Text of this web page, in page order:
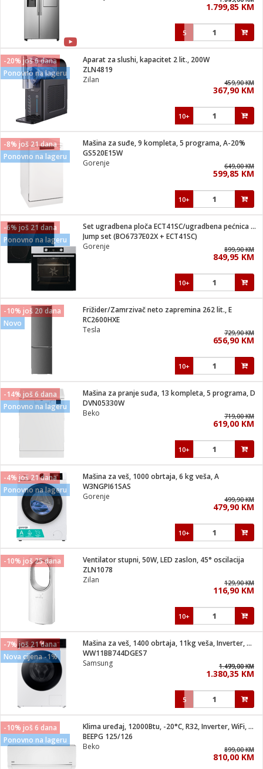
1.799,85 KM
5
-20% još 6 dana
Ponovno na lageru
Aparat za slushi, kapacitet 2 lit., 200W
ZLN4819
Zilan
459,90 KM
367,90 KM
10+
-8% još 21 dana
Ponovno na lageru
Mašina za suđe, 9 kompleta, 5 programa, A-20%
GS520E15W
Gorenje
649,00 KM
599,85 KM
10+
-6% još 21 dana
Ponovno na lageru
Set ugradbena ploča ECT41SC/ugradbena pećnica BO6737E02X
Jump set (BO6737E02X + ECT41SC)
Gorenje
899,90 KM
849,95 KM
10+
-10% još 20 dana
Novo
Frižider/Zamrzivač neto zapremina 262 lit., E
RC2600HXE
Tesla
729,90 KM
656,90 KM
10+
-14% još 6 dana
Ponovno na lageru
Mašina za pranje suđa, 13 kompleta, 5 programa, D
DVN05330W
Beko
719,00 KM
619,00 KM
10+
-4% još 21 dana
Ponovno na lageru
Mašina za veš, 1000 obrtaja, 6 kg veša, A
W3NGPI61SAS
Gorenje
499,90 KM
479,90 KM
10+
-10% još 25 dana
Ventilator stupni, 50W, LED zaslon, 45° oscilacija
ZLN1078
Zilan
129,90 KM
116,90 KM
10+
-7% još 21 dana
Nova cijena -1%
Mašina za veš, 1400 obrtaja, 11kg veša, Inverter, WiFi, A
WW11BB744DGES7
Samsung
1.499,00 KM
1.479,00 KM
1.380,35 KM
5
-10% još 6 dana
Ponovno na lageru
Klima uređaj, 12000Btu, -20°C, R32, Inverter, WiFi, A+++/A++
BEEPG 125/126
Beko
899,00 KM
810,00 KM